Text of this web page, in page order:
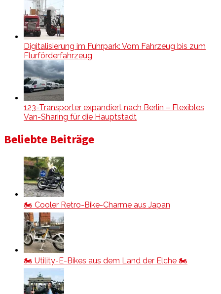
Digitalisierung im Fuhrpark: Vom Fahrzeug bis zum
Flurförderfahrzeug
123-Transporter expandiert nach Berlin – Flexibles
Van-Sharing für die Hauptstadt
Beliebte Beiträge
🏍️ Cooler Retro-Bike-Charme aus Japan
🏍️ Utility-E-Bikes aus dem Land der Elche 🏍️